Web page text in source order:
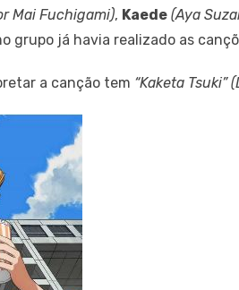
Mai Fuchigami), Kaede (Aya
grupo já havia realizado as
a canção tem “Kaketa Tsuki”